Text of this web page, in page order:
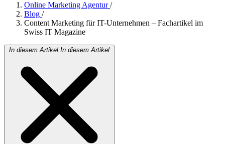
Online Marketing Agentur /
Blog /
Content Marketing für IT-Unternehmen – Fachartikel im
Swiss IT Magazine
In diesem Artikel In diesem Artikel